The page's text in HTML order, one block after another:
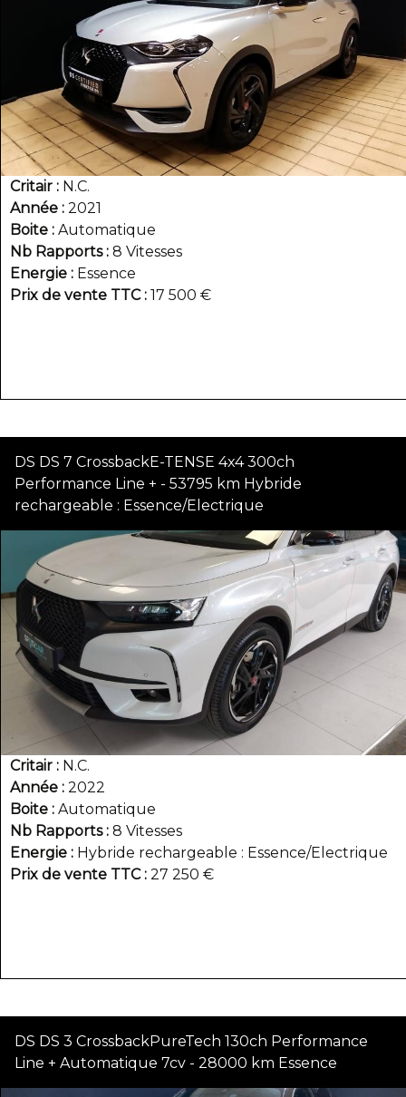
Critair
N.C.
Année 2021
Boite Automatique
Nb Rapports 8 Vitesses
Energie
Essence
Prix de vente TTC 17 500 €
DS DS 7 CrossbackE-TENSE 4x4 300ch
Performance Line + - 53795 km Hybride
rechargeable : Essence/Electrique
Critair
N.C.
Année 2022
Boite Automatique
Nb Rapports 8 Vitesses
Energie
Hybride rechargeable : Essence/Electrique
Prix de vente TTC 27 250 €
DS DS 3 CrossbackPureTech 130ch Performance
Line + Automatique 7cv - 28000 km Essence